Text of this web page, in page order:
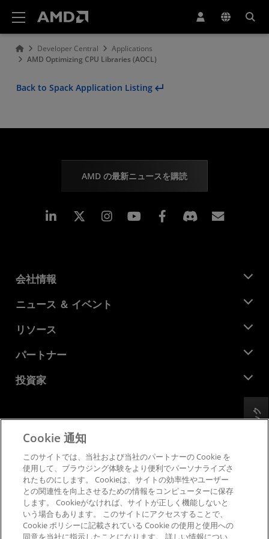
Developer Central
Applications
AMD Optimizing CPU Libraries (AOCL)
Back to Spack Application Listing
AMD の最新ニュースを購読
Linkedin Instagram Facebook
会社情報
AMD について
企業責任
キャリア
お問い合わせ
ニュース ＆ イベント
ニュースルーム
メディア ライブラリ
リソース
デベロッパー セントラル
ケース スタディ
パートナー
AMD パートナー ハブ
投資家
財務情報
取締役会
SEC 提出書類
プライバシー
商標
サプライ チェーンの透明性
公正でオープンな競争
英国税務戦略
Cookie ポリシー
フィードバック
Cookie 通知
このサイトでは、当社および当社のパートナーの Cookie を
使用して、ブラウジング体験をより便利でパーソナライズさ
れたものにします。 Cookieは、サイトの効率性やユーザー
との関連性を向上させるための情報をコンピューターに保存
します。 Cookieがなければ、サイトが正しく機能しないと
いう場合もあります。 このサイトにアクセスすることで、
Cookie ポリシーに記載されている Cookie の使用と使用への
同意を当社に指示したことになります。 詳しい情報につい